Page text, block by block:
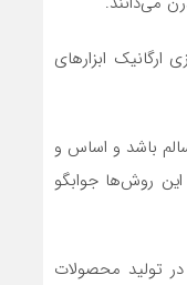
ابزارهای
باشد و اساس و
این روش‌ها جوابگو
تولید محصولات